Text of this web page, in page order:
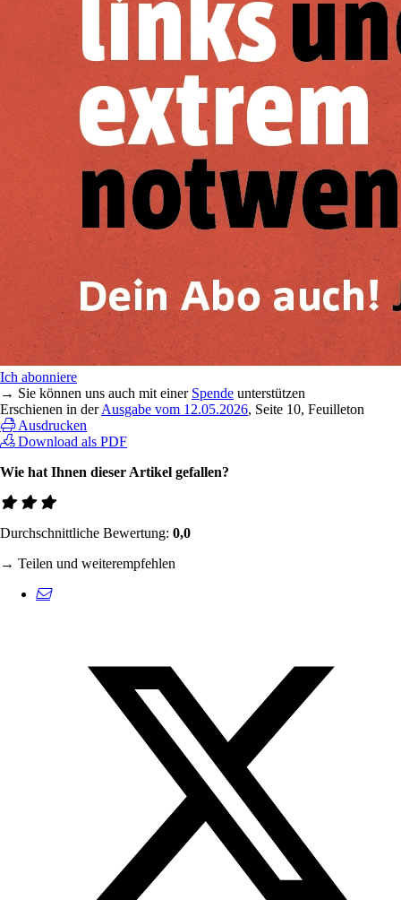
Ich abonniere
→ Sie können uns auch mit einer Spende unterstützen
Erschienen in derAusgabe vom 12.05.2026, Seite 10, Feuilleton
Ausdrucken
Download als PDF
Wie hat Ihnen dieser Artikel gefallen?
Durchschnittliche Bewertung: 0,0
→ Teilen und weiterempfehlen